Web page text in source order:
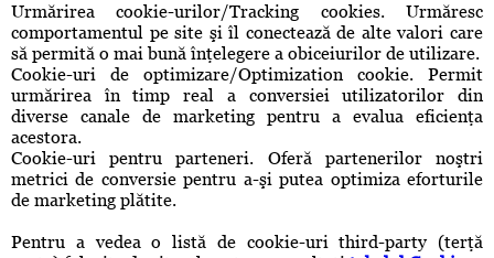
Urmărirea cookie-urilor/Tracking cookies. Urmăresc
comportamentul pe site şi îl conectează de alte valori care
să permită o mai bună înţelegere a obiceiurilor de utilizare.
Cookie-uri de optimizare/Optimization cookie. Permit
urmărirea în timp real a conversiei utilizatorilor din
diverse canale de marketing pentru a evalua eficienţa
acestora.
Cookie-uri pentru parteneri. Oferă partenerilor noştri
metrici de conversie pentru a-şi putea optimiza eforturile
de marketing plătite.
Pentru a vedea o listă de cookie-uri third-party (terţă